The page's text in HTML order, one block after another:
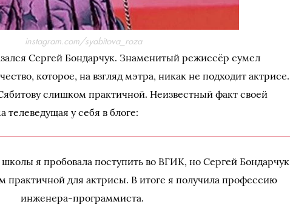
instagram.com/syabitova_roza
Сергей Бондарчук. Знаменитый режиссёр сумел
которое, на взгляд мэтра, никак не подходит актрисе.
слишком практичной. Неизвестный факт своей
телеведущая у себя в блоге:
я пробовала поступить во ВГИК, но Сергей Бондарчук
практичной для актрисы. В итоге я получила профессию
инженера-программиста.